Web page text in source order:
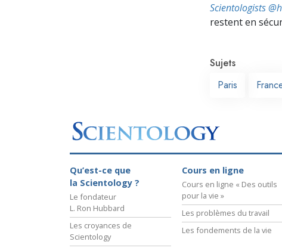
Scientologists
restent en
Sujets
Paris
Qu’est-ce que
la Scientology ?
Le fondateur
L. Ron Hubbard
Les croyances de
Scientology
Cours en ligne
Cours en ligne « Des outils
pour la vie »
Les problèmes du travail
Les fondements de la vie